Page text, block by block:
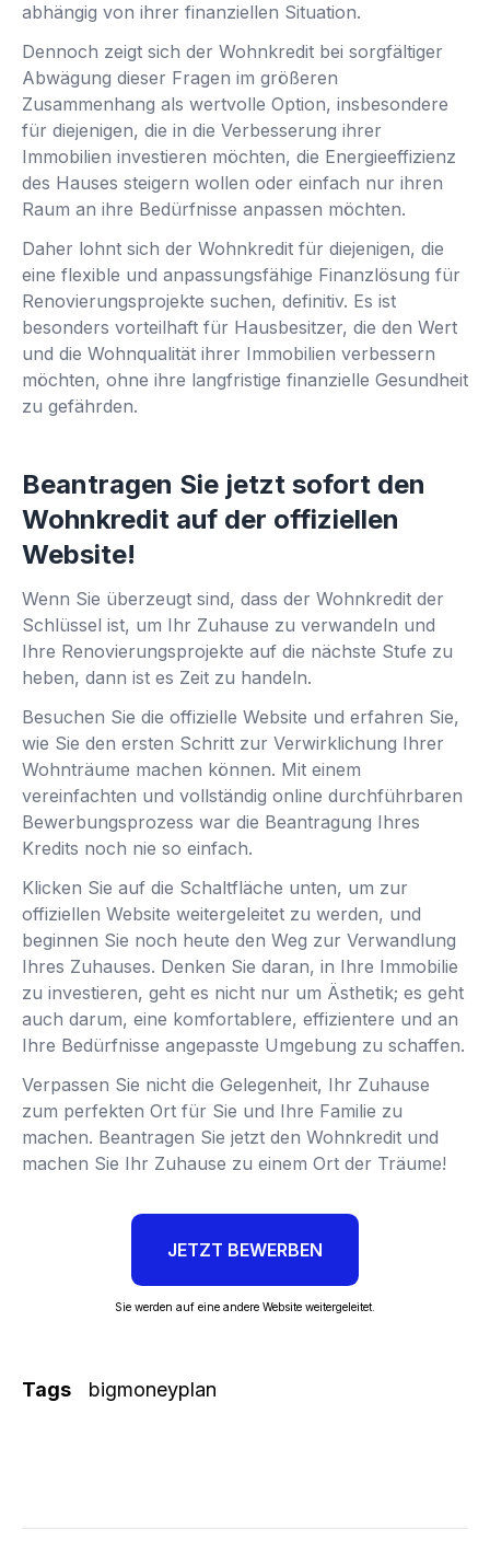
abhängig von ihrer finanziellen Situation.
Dennoch zeigt sich der Wohnkredit bei sorgfältiger
Abwägung dieser Fragen im größeren
Zusammenhang als wertvolle Option, insbesondere
für diejenigen, die in die Verbesserung ihrer
Immobilien investieren möchten, die Energieeffizienz
des Hauses steigern wollen oder einfach nur ihren
Raum an ihre Bedürfnisse anpassen möchten.
Daher lohnt sich der Wohnkredit für diejenigen, die
eine flexible und anpassungsfähige Finanzlösung für
Renovierungsprojekte suchen, definitiv. Es ist
besonders vorteilhaft für Hausbesitzer, die den Wert
und die Wohnqualität ihrer Immobilien verbessern
möchten, ohne ihre langfristige finanzielle Gesundheit
zu gefährden.
Beantragen Sie jetzt sofort den
Wohnkredit auf der offiziellen
Website!
Wenn Sie überzeugt sind, dass der Wohnkredit der
Schlüssel ist, um Ihr Zuhause zu verwandeln und
Ihre Renovierungsprojekte auf die nächste Stufe zu
heben, dann ist es Zeit zu handeln.
Besuchen Sie die offizielle Website und erfahren Sie,
wie Sie den ersten Schritt zur Verwirklichung Ihrer
Wohnträume machen können. Mit einem
vereinfachten und vollständig online durchführbaren
Bewerbungsprozess war die Beantragung Ihres
Kredits noch nie so einfach.
Klicken Sie auf die Schaltfläche unten, um zur
offiziellen Website weitergeleitet zu werden, und
beginnen Sie noch heute den Weg zur Verwandlung
Ihres Zuhauses. Denken Sie daran, in Ihre Immobilie
zu investieren, geht es nicht nur um Ästhetik; es geht
auch darum, eine komfortablere, effizientere und an
Ihre Bedürfnisse angepasste Umgebung zu schaffen.
Verpassen Sie nicht die Gelegenheit, Ihr Zuhause
zum perfekten Ort für Sie und Ihre Familie zu
machen. Beantragen Sie jetzt den Wohnkredit und
machen Sie Ihr Zuhause zu einem Ort der Träume!
JETZT BEWERBEN
Sie werden auf eine andere Website weitergeleitet.
Tags bigmoneyplan